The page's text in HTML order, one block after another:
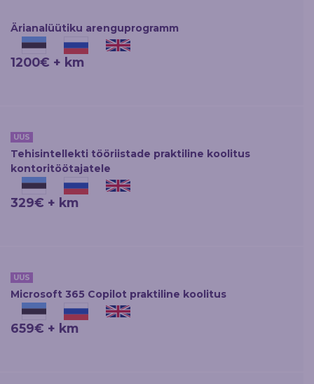
Ärianalüütiku arenguprogramm
1200€ + km
UUS
Tehisintellekti tööriistade praktiline koolitus
kontoritöötajatele
329€ + km
UUS
Microsoft 365 Copilot praktiline koolitus
659€ + km